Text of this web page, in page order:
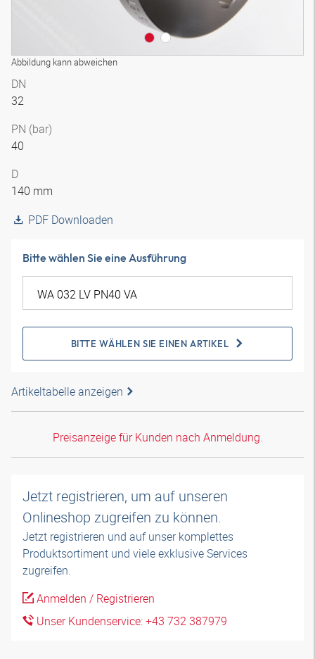
Abbildung kann abweichen
DN
32
PN (bar)
40
D
140 mm
PDF Downloaden
Bitte wählen Sie eine Ausführung
BITTE WÄHLEN SIE EINEN ARTIKEL
Artikeltabelle anzeigen
Preisanzeige für Kunden nach Anmeldung.
Jetzt registrieren, um auf unseren
Onlineshop zugreifen zu können.
Jetzt registrieren und auf unser komplettes
Produktsortiment und viele exklusive Services
zugreifen.
Anmelden / Registrieren
Unser Kundenservice: +43 732 387979